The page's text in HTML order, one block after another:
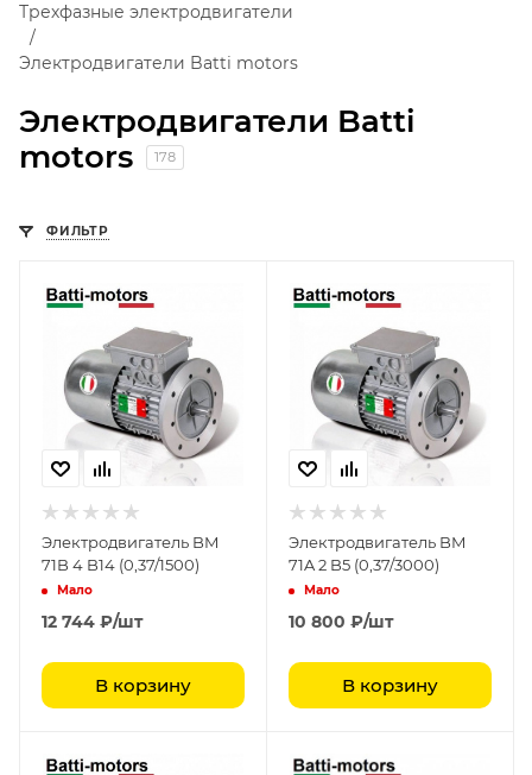
Электродвигатели Batti
motors
178
Трехфазные электродвигатели
Электродвигатели Batti motors
ФИЛЬТР
Электродвигатель BM
71B 4 B14 (0,37/1500)
Мало
12 744 ₽/шт
В корзину
Электродвигатель BM
71A 2 B5 (0,37/3000)
Мало
10 800 ₽/шт
В корзину